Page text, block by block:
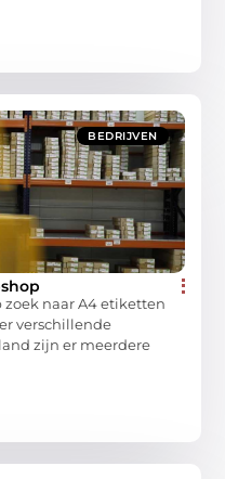
BEDRIJVEN
zoek naar A4 etiketten
verschillende
zijn er meerdere